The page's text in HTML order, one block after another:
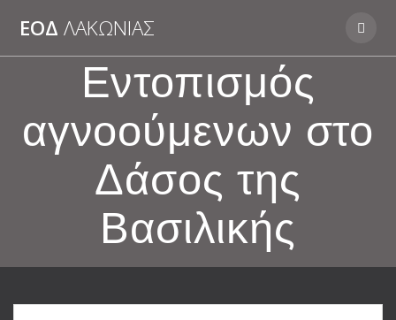
ΕΟΔ ΛΑΚΩΝΊΑΣ
Εντοπισμός
αγνοούμενων στο
Δάσος της
Βασιλικής